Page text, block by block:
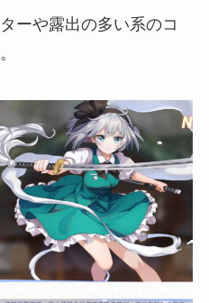
ーや露出の多い系のコ